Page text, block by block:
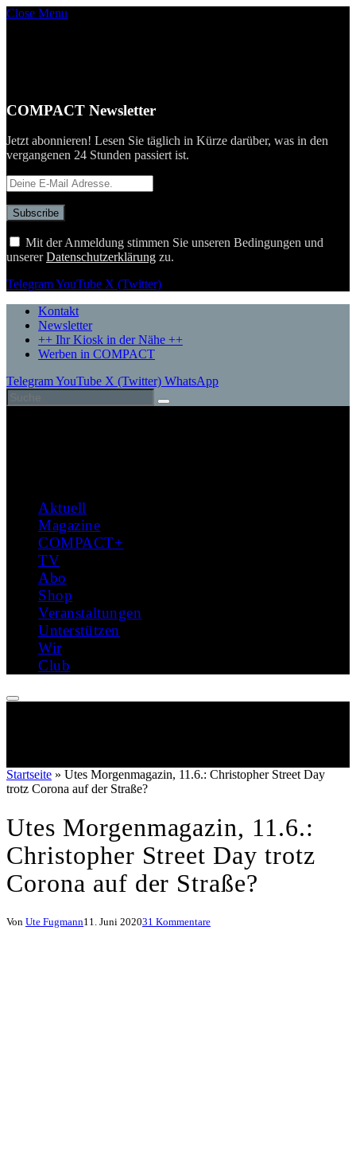
Close Menu
COMPACT Newsletter
Jetzt abonnieren! Lesen Sie täglich in Kürze darüber, was in den
vergangenen 24 Stunden passiert ist.
Mit der Anmeldung stimmen Sie unseren Bedingungen und
unsererDatenschutzerklärung zu.
TelegramYouTube X (Twitter)
Kontakt
Newsletter
++ Ihr Kiosk in der Nähe ++
Werben in COMPACT
TelegramYouTube X (Twitter) WhatsApp
Aktuell
Magazine
COMPACT+
TV
Abo
Shop
Veranstaltungen
Unterstützen
Wir
Club
Startseite » Utes Morgenmagazin, 11.6.: Christopher Street Day
trotz Corona auf der Straße?
Utes Morgenmagazin, 11.6.:
Christopher Street Day trotz
Corona auf der Straße?
Von Ute Fugmann11. Juni 202031 Kommentare